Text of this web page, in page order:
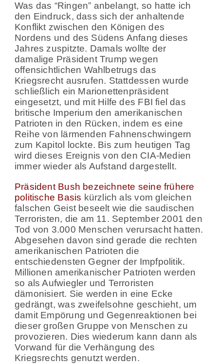
Was das “Ringen” anbelangt, so hatte ich
den Eindruck, dass sich der anhaltende
Konflikt zwischen den Königen des
Nordens und des Südens Anfang dieses
Jahres zuspitzte. Damals wollte der
damalige Präsident Trump wegen
offensichtlichen Wahlbetrugs das
Kriegsrecht ausrufen. Stattdessen wurde
schließlich ein Marionettenpräsident
eingesetzt, und mit Hilfe des FBI fiel das
britische Imperium den amerikanischen
Patrioten in den Rücken, indem es eine
Reihe von lärmenden Fahnenschwingern
zum Kapitol lockte. Bis zum heutigen Tag
wird dieses Ereignis von den CIA-Medien
immer wieder als Aufstand dargestellt.
Präsident Bush bezeichnete seine frühere
politische Basis kürzlich als vom gleichen
falschen Geist beseelt wie die saudischen
Terroristen, die am 11. September 2001 den
Tod von 3.000 Menschen verursacht hatten.
Abgesehen davon sind gerade die rechten
amerikanischen Patrioten die
entschiedensten Gegner der Impfpolitik.
Millionen amerikanischer Patrioten werden
so als Aufwiegler und Terroristen
dämonisiert. Sie werden in eine Ecke
gedrängt, was zweifelsohne geschieht, um
damit Empörung und Gegenreaktionen bei
dieser großen Gruppe von Menschen zu
provozieren. Dies wiederum kann dann als
Vorwand für die Verhängung des
Kriegsrechts genutzt werden.